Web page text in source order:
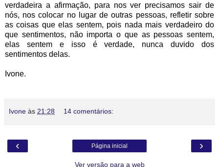
verdadeira a afirmação, para nos ver precisamos sair de
nós, nos colocar no lugar de outras pessoas, refletir sobre
as coisas que elas sentem, pois nada mais verdadeiro do
que sentimentos, não importa o que as pessoas sentem,
elas sentem e isso é verdade, nunca duvido dos
sentimentos delas.
Ivone.
Ivone às 21:28 14 comentários:
‹ ›
Página inicial
Ver versão para a web